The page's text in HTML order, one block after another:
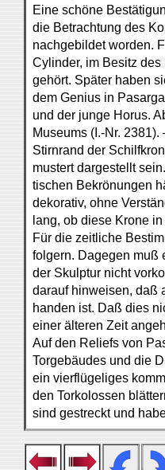
Eine schöne
die Betrachtung des
nachgebildet worden.
Cylinder, im Besitz des
gehört. Später haben
dem Genius in
und der junge Horus.
Museums (I.-Nr.
Stirnrand der
mustert dargestellt
tischen Bekrönungen
dekorativ, ohne
lang, ob diese Krone
Für die zeitliche
folgern. Dagegen muß
der Skulptur nicht
darauf hinweisen, daß
handen ist. Daß dies
einer älteren Zeit
Auf den Reliefs von
Torgebäudes und die
ein vierflügeliges
den Torkolossen
sind gestreckt und